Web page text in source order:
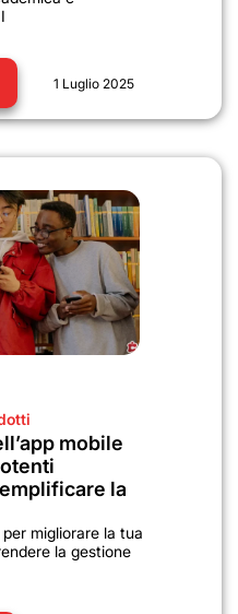
1 Luglio 2025
mobile
la
migliorare la tua
la gestione